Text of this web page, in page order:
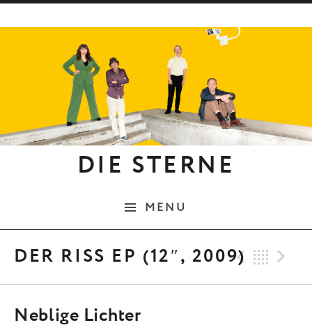
DIE STERNE
MENU
DER RISS EP (12″, 2009)
Neblige Lichter